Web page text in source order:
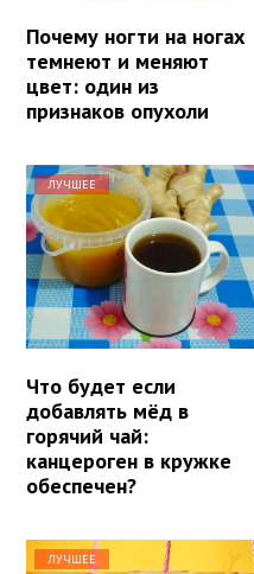
Почему ногти на ногах
темнеют и меняют
цвет: один из
признаков опухоли
ЛУЧШЕЕ
Что будет если
добавлять мёд в
горячий чай:
канцероген в кружке
обеспечен?
ЛУЧШЕЕ